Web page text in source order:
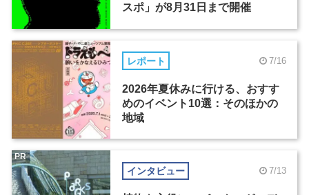
スポ」が8月31日まで開催
レポート 7/16
2026年夏休みに行ける、おすす
めのイベント10選：そのほかの
地域
インタビュー 7/13
PR